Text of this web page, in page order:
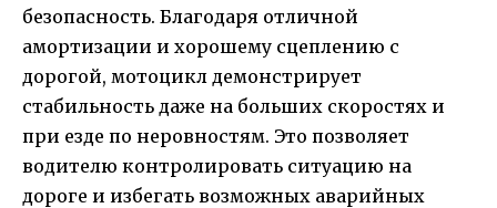
безопасность. Благодаря отличной
амортизации и хорошему сцеплению с
дорогой, мотоцикл демонстрирует
стабильность даже на больших скоростях и
при езде по неровностям. Это позволяет
водителю контролировать ситуацию на
дороге и избегать возможных аварийных